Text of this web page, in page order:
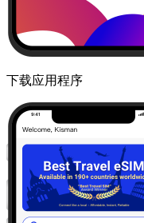
下载应用程序